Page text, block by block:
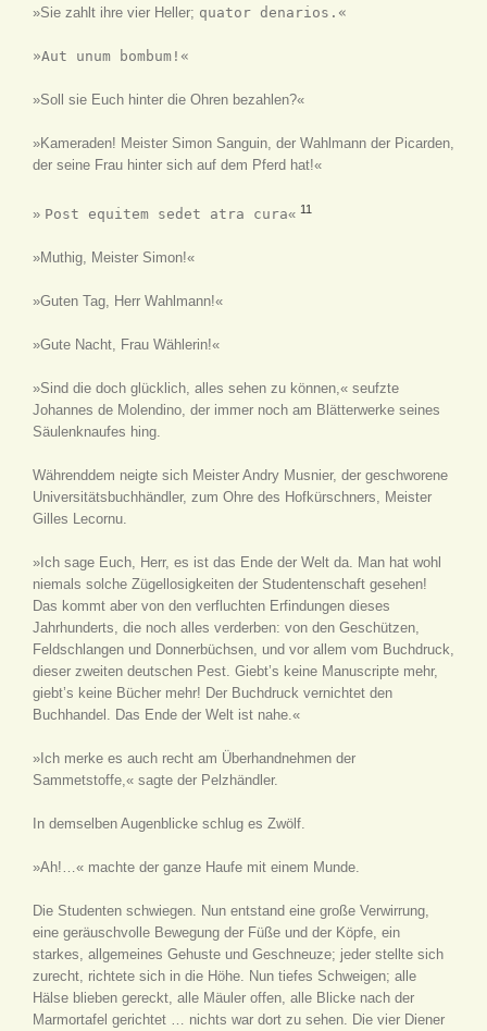
»Sie zahlt ihre vier Heller; quator denarios.«
»Aut unum bombum!«
»Soll sie Euch hinter die Ohren bezahlen?«
»Kameraden! Meister Simon Sanguin, der Wahlmann der Picarden,
der seine Frau hinter sich auf dem Pferd hat!«
» Post equitem sedet atra cura« 11
»Muthig, Meister Simon!«
»Guten Tag, Herr Wahlmann!«
»Gute Nacht, Frau Wählerin!«
»Sind die doch glücklich, alles sehen zu können,« seufzte
Johannes de Molendino, der immer noch am Blätterwerke seines
Säulenknaufes hing.
Währenddem neigte sich Meister Andry Musnier, der geschworene
Universitätsbuchhändler, zum Ohre des Hofkürschners, Meister
Gilles Lecornu.
»Ich sage Euch, Herr, es ist das Ende der Welt da. Man hat wohl
niemals solche Zügellosigkeiten der Studentenschaft gesehen!
Das kommt aber von den verfluchten Erfindungen dieses
Jahrhunderts, die noch alles verderben: von den Geschützen,
Feldschlangen und Donnerbüchsen, und vor allem vom Buchdruck,
dieser zweiten deutschen Pest. Giebt’s keine Manuscripte mehr,
giebt’s keine Bücher mehr! Der Buchdruck vernichtet den
Buchhandel. Das Ende der Welt ist nahe.«
»Ich merke es auch recht am Überhandnehmen der
Sammetstoffe,« sagte der Pelzhändler.
In demselben Augenblicke schlug es Zwölf.
»Ah!…« machte der ganze Haufe mit einem Munde.
Die Studenten schwiegen. Nun entstand eine große Verwirrung,
eine geräuschvolle Bewegung der Füße und der Köpfe, ein
starkes, allgemeines Gehuste und Geschneuze; jeder stellte sich
zurecht, richtete sich in die Höhe. Nun tiefes Schweigen; alle
Hälse blieben gereckt, alle Mäuler offen, alle Blicke nach der
Marmortafel gerichtet … nichts war dort zu sehen. Die vier Diener